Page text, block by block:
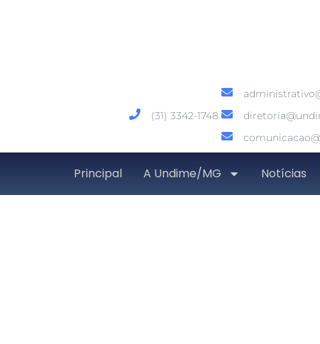
(31) 3342-1748
Principal A Undime/MG Notícias